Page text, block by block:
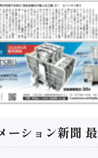
ーション新聞